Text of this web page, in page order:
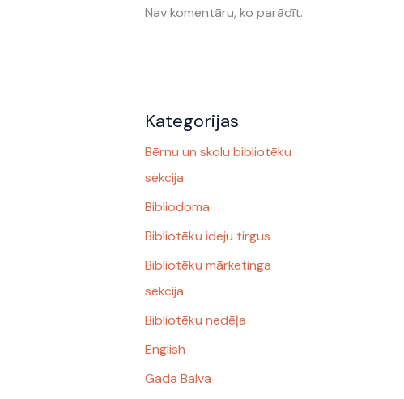
Nav komentāru, ko parādīt.
Kategorijas
Bērnu un skolu bibliotēku
sekcija
Bibliodoma
Bibliotēku ideju tirgus
Bibliotēku mārketinga
sekcija
Bibliotēku nedēļa
English
Gada Balva